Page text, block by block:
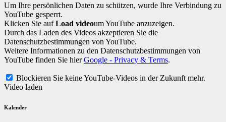
Um Ihre persönlichen Daten zu schützen, wurde Ihre Verbindung zu
YouTube gesperrt.
Klicken Sie aufLoad videoum YouTube anzuzeigen.
Durch das Laden des Videos akzeptieren Sie die
Datenschutzbestimmungen von YouTube.
Weitere Informationen zu den Datenschutzbestimmungen von
YouTube finden Sie hierGoogle - Privacy & Terms.
Blockieren Sie keine YouTube-Videos in der Zukunft mehr.
Video laden
Kalender